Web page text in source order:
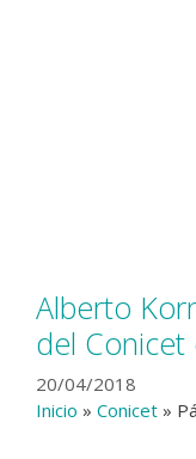
Alberto
del Conicet
20/04/2018
Inicio » Conicet »